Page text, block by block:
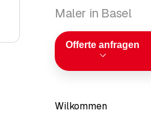
Maler in Basel
Offerte anfragen
Wilkommen